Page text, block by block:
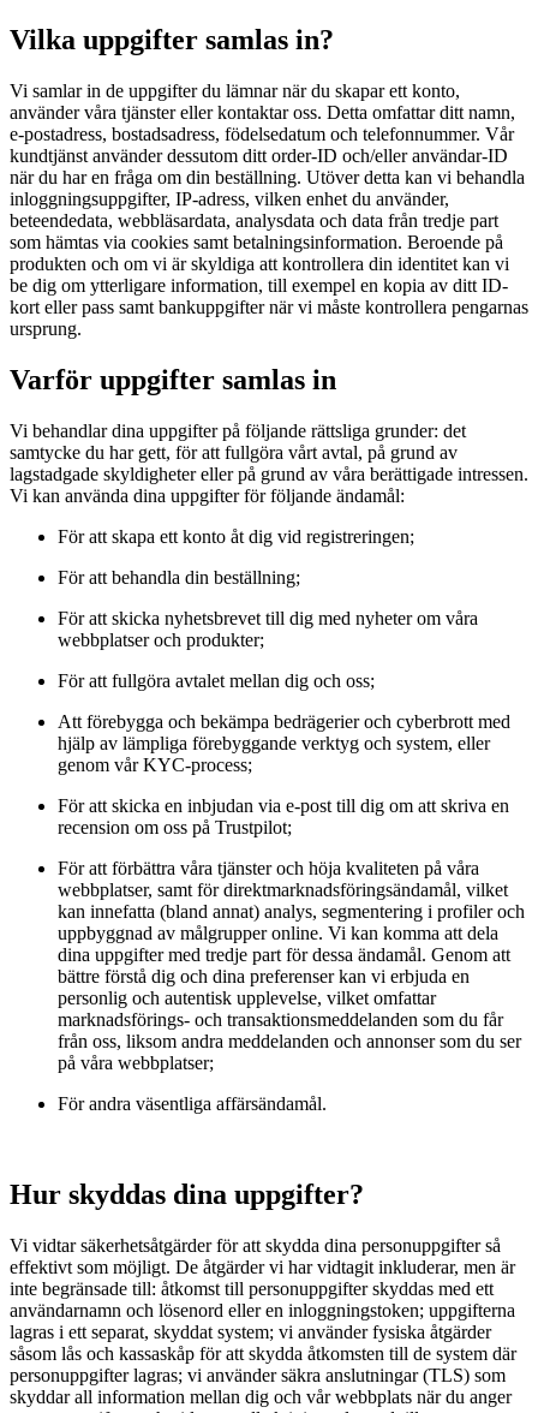
Vilka uppgifter samlas in?
Vi samlar in de uppgifter du lämnar när du skapar ett konto,
använder våra tjänster eller kontaktar oss. Detta omfattar ditt namn,
e-postadress, bostadsadress, födelsedatum och telefonnummer. Vår
kundtjänst använder dessutom ditt order-ID och/eller användar-ID
när du har en fråga om din beställning. Utöver detta kan vi behandla
inloggningsuppgifter, IP-adress, vilken enhet du använder,
beteendedata, webbläsardata, analysdata och data från tredje part
som hämtas via cookies samt betalningsinformation. Beroende på
produkten och om vi är skyldiga att kontrollera din identitet kan vi
be dig om ytterligare information, till exempel en kopia av ditt ID-
kort eller pass samt bankuppgifter när vi måste kontrollera pengarnas
ursprung.
Varför uppgifter samlas in
Vi behandlar dina uppgifter på följande rättsliga grunder: det
samtycke du har gett, för att fullgöra vårt avtal, på grund av
lagstadgade skyldigheter eller på grund av våra berättigade intressen.
Vi kan använda dina uppgifter för följande ändamål:
För att skapa ett konto åt dig vid registreringen;
För att behandla din beställning;
För att skicka nyhetsbrevet till dig med nyheter om våra
webbplatser och produkter;
För att fullgöra avtalet mellan dig och oss;
Att förebygga och bekämpa bedrägerier och cyberbrott med
hjälp av lämpliga förebyggande verktyg och system, eller
genom vår KYC-process;
För att skicka en inbjudan via e-post till dig om att skriva en
recension om oss på Trustpilot;
För att förbättra våra tjänster och höja kvaliteten på våra
webbplatser, samt för direktmarknadsföringsändamål, vilket
kan innefatta (bland annat) analys, segmentering i profiler och
uppbyggnad av målgrupper online. Vi kan komma att dela
dina uppgifter med tredje part för dessa ändamål. Genom att
bättre förstå dig och dina preferenser kan vi erbjuda en
personlig och autentisk upplevelse, vilket omfattar
marknadsförings- och transaktionsmeddelanden som du får
från oss, liksom andra meddelanden och annonser som du ser
på våra webbplatser;
För andra väsentliga affärsändamål.
Hur skyddas dina uppgifter?
Vi vidtar säkerhetsåtgärder för att skydda dina personuppgifter så
effektivt som möjligt. De åtgärder vi har vidtagit inkluderar, men är
inte begränsade till: åtkomst till personuppgifter skyddas med ett
användarnamn och lösenord eller en inloggningstoken; uppgifterna
lagras i ett separat, skyddat system; vi använder fysiska åtgärder
såsom lås och kassaskåp för att skydda åtkomsten till de system där
personuppgifter lagras; vi använder säkra anslutningar (TLS) som
skyddar all information mellan dig och vår webbplats när du anger